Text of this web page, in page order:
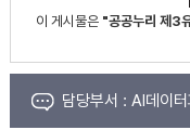
이 게시물은 "공공누리 제3
담당부서 : AI데이